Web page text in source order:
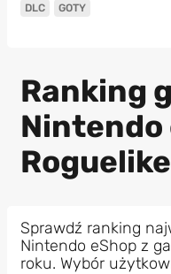
DLC GOTY
Ranking
Nintendo
Sprawdź ranking
Nintendo eShop z
roku. Wybór